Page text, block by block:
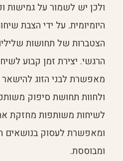
ולכן יש לשמור על גמישות
היומיומית. על ידי הצבת
הצטברות של תחושות
הרגשי. יצירת זמן קבוע
מאפשרת לבני הזוג
ולחוות תחושת סיפוק
לשיחות משותפות מחזקת
ומאפשרת לעסוק בנושאים
ומבוססת.